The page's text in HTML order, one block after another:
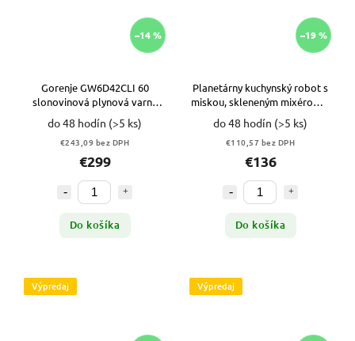
–14 %
Gorenje GW6D42CLI 60
slonovinová plynová varná
platňa VYPR
do 48 hodín (>5 ks)
€243,09 bez DPH
€299
Do košíka
–19 %
Planetárny kuchynský robot s
miskou, skleneným mixérom a
mlynkom na mäso VYPR
do 48 hodín (>5 ks)
€110,57 bez DPH
€136
Do košíka
Výpredaj Výpredaj